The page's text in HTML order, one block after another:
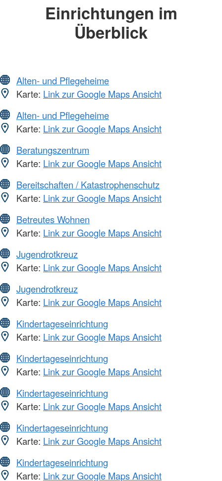
Einrichtungen im
Überblick
Alten- und Pflegeheime
Karte: Link zur Google Maps Ansicht
Alten- und Pflegeheime
Karte: Link zur Google Maps Ansicht
Beratungszentrum
Karte: Link zur Google Maps Ansicht
Bereitschaften / Katastrophenschutz
Karte: Link zur Google Maps Ansicht
Betreutes Wohnen
Karte: Link zur Google Maps Ansicht
Jugendrotkreuz
Karte: Link zur Google Maps Ansicht
Jugendrotkreuz
Karte: Link zur Google Maps Ansicht
Kindertageseinrichtung
Karte: Link zur Google Maps Ansicht
Kindertageseinrichtung
Karte: Link zur Google Maps Ansicht
Kindertageseinrichtung
Karte: Link zur Google Maps Ansicht
Kindertageseinrichtung
Karte: Link zur Google Maps Ansicht
Kindertageseinrichtung
Karte: Link zur Google Maps Ansicht